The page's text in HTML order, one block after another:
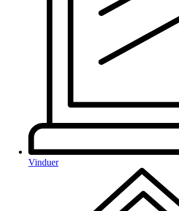
Vinduer